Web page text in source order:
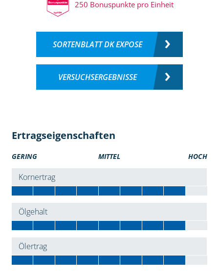
250 Bonuspunkte pro Einheit
SORTENBLATT DK EXPOSE
VERSUCHSERGEBNISSE
Ertragseigenschaften
GERING MITTEL HOCH
Kornertrag
Ölgehalt
Ölertrag